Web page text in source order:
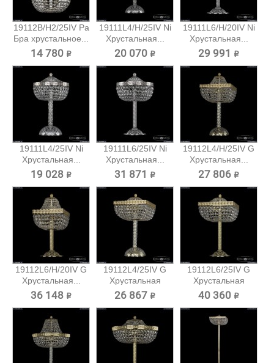
19112B/H2/25IV Pa
Бра хрустальное...
14 780 ₽
19111L4/H/25IV Ni
Хрустальная...
20 070 ₽
19111L6/H/20IV Ni
Хрустальная...
29 991 ₽
19111L4/25IV Ni
Хрустальная...
19 028 ₽
19111L6/25IV Ni
Хрустальная...
31 871 ₽
19112L4/H/25IV G
Хрустальная...
27 806 ₽
19112L6/H/20IV G
Хрустальная...
36 148 ₽
19112L4/25IV G
Хрустальная
настольная...
26 867 ₽
19112L6/25IV G
Хрустальная
настольная...
40 360 ₽